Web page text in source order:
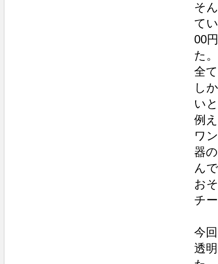
そ
て
00
た
全
し
い
例
ワ
器
ん
お
チ
今
透